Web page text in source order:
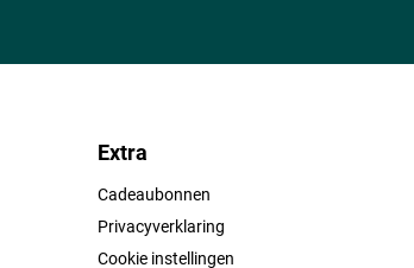
Extra
Cadeaubonnen
Privacyverklaring
Cookie instellingen